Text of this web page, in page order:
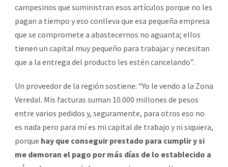
campesinos que suministran esos artículos porque no les
pagan a tiempo y eso conlleva que esa pequeña empresa
que se compromete a abastecernos no aguanta; ellos
tienen un capital muy pequeño para trabajar y necesitan
que a la entrega del producto les estén cancelando”.
Un proveedor de la región sostiene: “Yo le vendo a la Zona
Veredal. Mis facturas suman 10.000 millones de pesos
entre varios pedidos y, seguramente, para otros eso no
es nada pero para mí es mi capital de trabajo y ni siquiera,
porque hay que conseguir prestado para cumplir y si
me demoran el pago por más días de lo establecido a